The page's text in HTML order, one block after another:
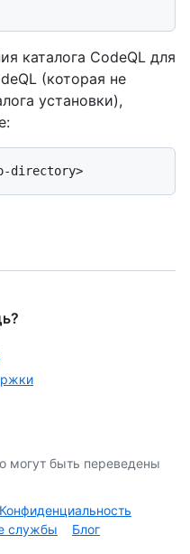
каталога CodeQL для
(которая не
установки),
могут быть переведены
Конфиденциальность
службы Блог